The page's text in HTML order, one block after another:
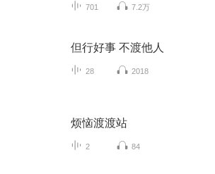
701 7.2万
但行好事 不渡他人
28 2018
烦恼渡渡站
2 84